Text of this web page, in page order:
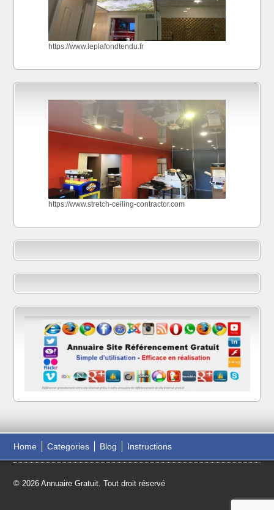
https://www.leplafondtendu.fr
https://www.stretch-ceiling-contractor.com
Home Categories Blog Instructions
© 2026 Annuaire Gratuit. Tout droit réservé